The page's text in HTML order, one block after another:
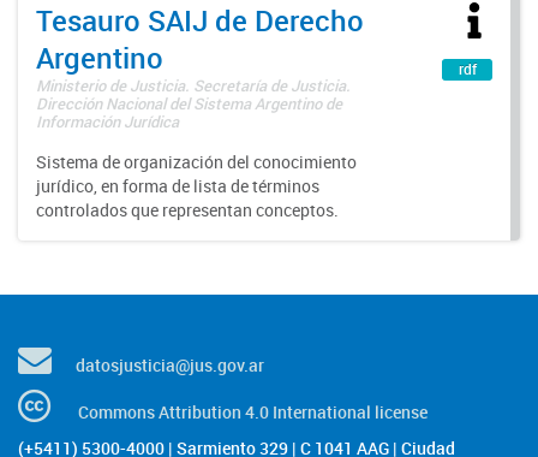
Tesauro SAIJ de Derecho
Argentino
Ministerio de Justicia. Secretaría de Justicia.
Dirección Nacional del Sistema Argentino de
Información Jurídica
Sistema de organización del conocimiento
jurídico, en forma de lista de términos
controlados que representan conceptos.
rdf
datosjusticia@jus.gov.ar
Commons Attribution 4.0 International license
(+5411) 5300-4000 | Sarmiento 329 | C 1041 AAG | Ciudad